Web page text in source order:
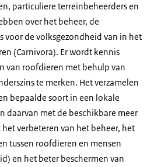
particuliere terreinbeheerders en
over het beheer, de
voor de volksgezondheid van in het
(Carnivora). Er wordt kennis
van roofdieren met behulp van
te merken. Het verzamelen
bepaalde soort in een lokale
daarvan met de beschikbare meer
verbeteren van het beheer, het
tussen roofdieren en mensen
en het beter beschermen van